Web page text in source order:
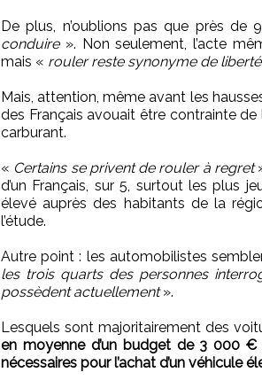
De plus, n’oublions pas que près
conduire». Non seulement, l’acte
mais « rouler reste synonyme de liberté
Mais, attention, même avant les
des Français avouait être contrainte
carburant.
« Certains se privent de rouler à regret
d’un Français, sur 5, surtout les plus
élevé auprès des habitants de la
l’étude.
Autre point : les automobilistes
les trois quarts des personnes
possèdent actuellement».
Lesquels sont majoritairement des
en moyenne d’un budget de 3 000 €
nécessaires pour l’achat d’un véhicule